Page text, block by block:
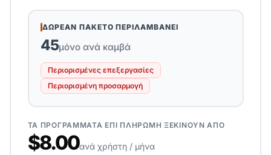
ΔΩΡΕΆΝ ΠΑΚΈΤΟ ΠΕΡΙΛΑΜΒΆΝΕΙ
45μόνο ανά καμβά
Περιορισμένες επεξεργασίες
Περιορισμένη προσαρμογή
ΤΑ ΠΡΟΓΡΆΜΜΑΤΑ ΕΠΊ ΠΛΗΡΩΜΉ ΞΕΚΙΝΟΎΝ ΑΠΌ
$8.00ανά χρήστη / μήνα